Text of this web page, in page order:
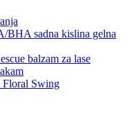
BHA sadna kislina gelna
balzam za lase
Swing